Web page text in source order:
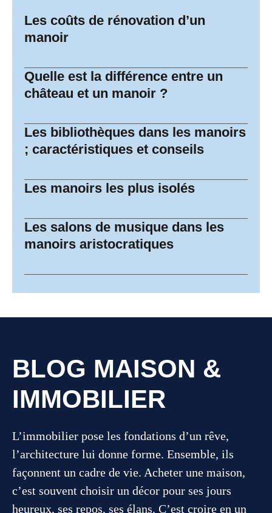
Les coûts de rénovation d’un
manoir
Quelle est la différence entre un
château et un manoir ?
Les bibliothèques dans les manoirs
; caractéristiques et conseils
Les manoirs les plus isolés
Les salons de musique dans les
manoirs aristocratiques
BLOG MAISON &
IMMOBILIER
L’immobilier pose les fondations d’un rêve,
l’architecture lui donne forme. Ensemble, ils
façonnent un cadre de vie. Acheter une maison,
c’est souvent choisir un décor pour ses jours
heureux, ses repos, ses élans. C’est croire en un